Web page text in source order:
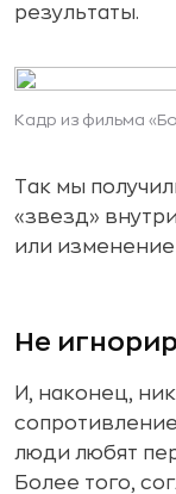
результаты.
Кадр из фильма
Так мы
«звезд»
или изменение
Не
И, наконец,
люди любят
Более того,